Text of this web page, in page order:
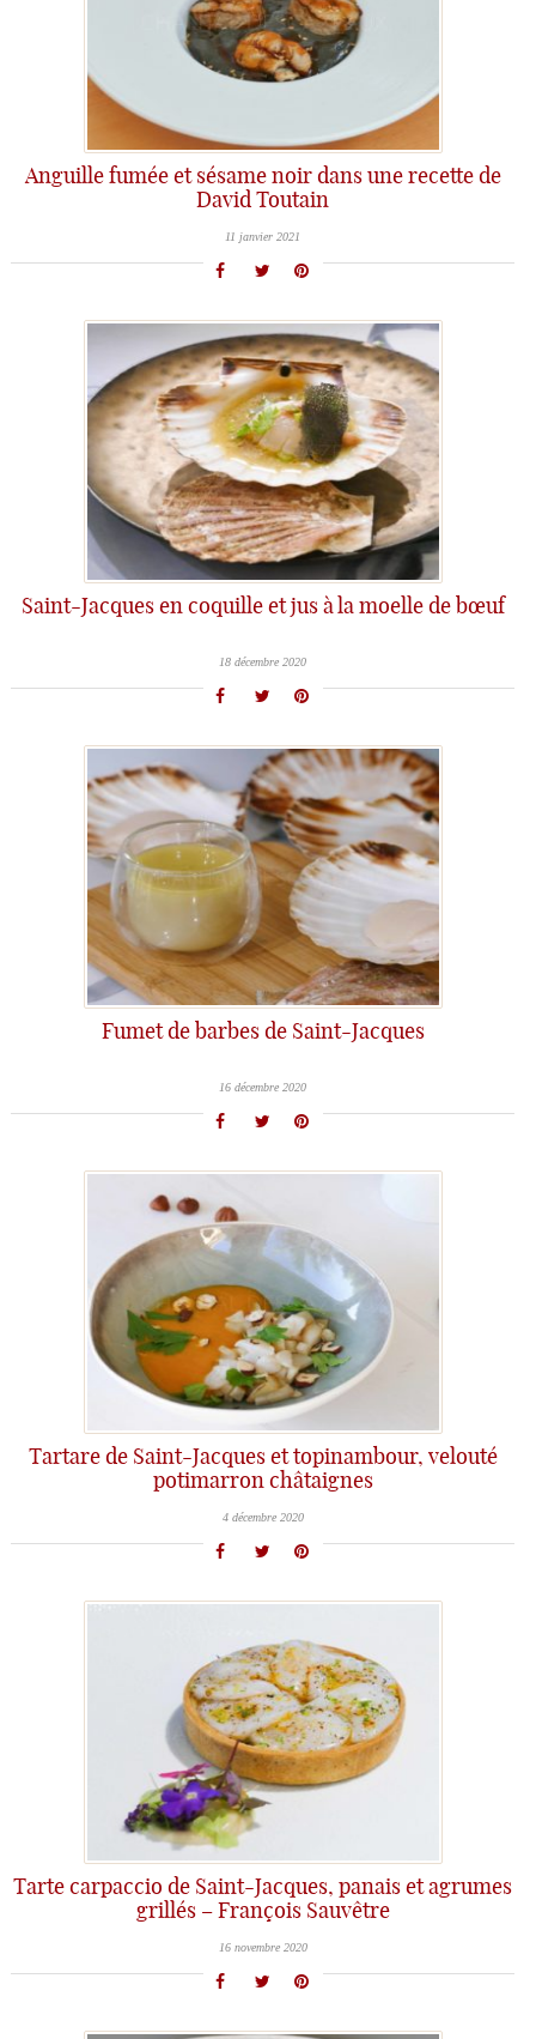
Anguille fumée et sésame noir dans une recette de
David Toutain
11 janvier 2021
Saint-Jacques en coquille et jus à la moelle de bœuf
18 décembre 2020
Fumet de barbes de Saint-Jacques
16 décembre 2020
Tartare de Saint-Jacques et topinambour, velouté
potimarron châtaignes
4 décembre 2020
Tarte carpaccio de Saint-Jacques, panais et agrumes
grillés – François Sauvêtre
16 novembre 2020